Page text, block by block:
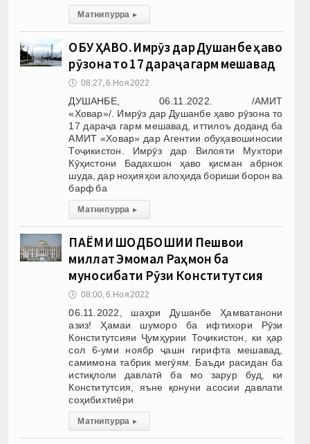
Матни пурра ▸
ОБУ ҲАВО. Имрӯз дар Душанбе ҳаво
рӯзона то 17 дараҷа гарм мешавад
🕔 08:27, 6.Ноя 2022
ДУШАНБЕ, 06.11.2022. /АМИТ
«Ховар»/. Имрӯз дар Душанбе ҳаво рӯзона то
17 дараҷа гарм мешавад, иттилоъ доданд ба
АМИТ «Ховар» дар Агентии обуҳавошиносии
Тоҷикистон. Имрӯз дар Вилояти Мухтори
Кӯҳистони Бадахшон ҳаво қисман абрнок
шуда, дар ноҳияҳои алоҳида бориши борон ва
барф ба
Матни пурра ▸
ПАЁМИ ШОДБОШИИ Пешвои
миллат Эмомалӣ Раҳмон ба
муносибати Рӯзи Конститутсия
🕔 08:00, 6.Ноя 2022
06.11.2022, шаҳри Душанбе Ҳамватанони
азиз! Ҳамаи шуморо ба ифтихори Рӯзи
Конститутсияи Ҷумҳурии Тоҷикистон, ки ҳар
сол 6-уми ноябр ҷашн гирифта мешавад,
самимона табрик мегӯям. Баъди расидан ба
истиқлоли давлатӣ ба мо зарур буд, ки
Конститутсия, яъне қонуни асосии давлати
соҳибихтиёри
Матни пурра ▸